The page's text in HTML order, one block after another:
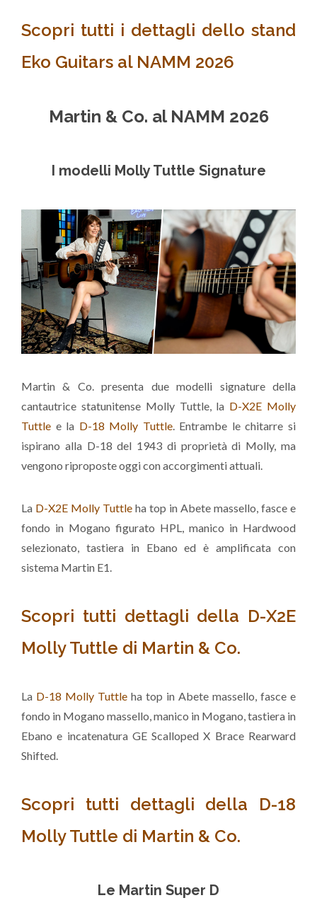
Scopri tutti i dettagli dello stand
Eko Guitars al NAMM 2026
Martin & Co. al NAMM 2026
I modelli Molly Tuttle Signature
Martin & Co. presenta due modelli signature della
cantautrice statunitense Molly Tuttle, la D-X2E Molly
Tuttle e la D-18 Molly Tuttle. Entrambe le chitarre si
ispirano alla D-18 del 1943 di proprietà di Molly, ma
vengono riproposte oggi con accorgimenti attuali.
La D-X2E Molly Tuttle ha top in Abete massello, fasce e
fondo in Mogano figurato HPL, manico in Hardwood
selezionato, tastiera in Ebano ed è amplificata con
sistema Martin E1.
Scopri tutti dettagli della D-X2E
Molly Tuttle di Martin & Co.
La D-18 Molly Tuttle ha top in Abete massello, fasce e
fondo in Mogano massello, manico in Mogano, tastiera in
Ebano e incatenatura GE Scalloped X Brace Rearward
Shifted.
Scopri tutti dettagli della D-18
Molly Tuttle di Martin & Co.
Le Martin Super D